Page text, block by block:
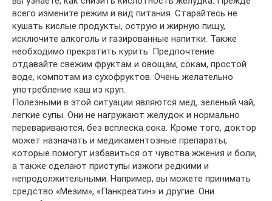
всего измените режим и вид питания. Старайтесь не
кушать кислые продукты, острую и жирную пищу,
исключите алкоголь и газированные напитки. Также
необходимо прекратить курить. Предпочтение
отдавайте свежим фруктам и овощам, сокам, простой
воде, компотам из сухофруктов. Очень желательно
употребление каш из круп.
Полезными в этой ситуации являются мед, зеленый чай,
легкие супы. Они не нагружают желудок и нормально
перевариваются, без всплеска сока. Кроме того, доктор
может назначать и медикаментозные препараты,
которые помогут избавиться от чувства жжения и боли,
а также сделают приступы изжоги редкими и
непродолжительными. Например, вы можете принимать
средство «Мезим», «Панкреатин» и другие. Они